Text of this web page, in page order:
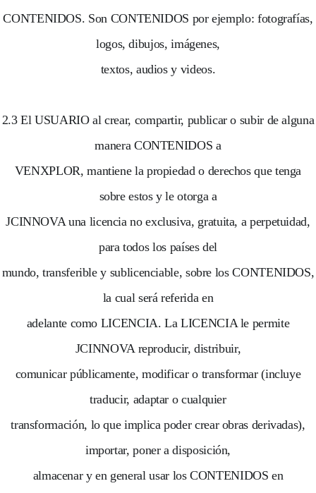
CONTENIDOS. Son CONTENIDOS por ejemplo: fotografías,
logos, dibujos, imágenes,
textos, audios y videos.
2.3 El USUARIO al crear, compartir, publicar o subir de alguna
manera CONTENIDOS a
VENXPLOR, mantiene la propiedad o derechos que tenga
sobre estos y le otorga a
JCINNOVA una licencia no exclusiva, gratuita, a perpetuidad,
para todos los países del
mundo, transferible y sublicenciable, sobre los CONTENIDOS,
la cual será referida en
adelante como LICENCIA. La LICENCIA le permite
JCINNOVA reproducir, distribuir,
comunicar públicamente, modificar o transformar (incluye
traducir, adaptar o cualquier
transformación, lo que implica poder crear obras derivadas),
importar, poner a disposición,
almacenar y en general usar los CONTENIDOS en